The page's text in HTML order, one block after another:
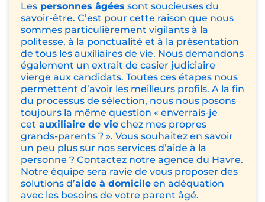
Les personnes âgées sont soucieuses du
savoir-être. C’est pour cette raison que nous
sommes particulièrement vigilants à la
politesse, à la ponctualité et à la présentation
de tous les auxiliaires de vie. Nous demandons
également un extrait de casier judiciaire
vierge aux candidats. Toutes ces étapes nous
permettent d’avoir les meilleurs profils. A la fin
du processus de sélection, nous nous posons
toujours la même question « enverrais-je
cet auxiliaire de vie chez mes propres
grands-parents ? ». Vous souhaitez en savoir
un peu plus sur nos services d’aide à la
personne ? Contactez notre agence du Havre.
Notre équipe sera ravie de vous proposer des
solutions d’aide à domicile en adéquation
avec les besoins de votre parent âgé.